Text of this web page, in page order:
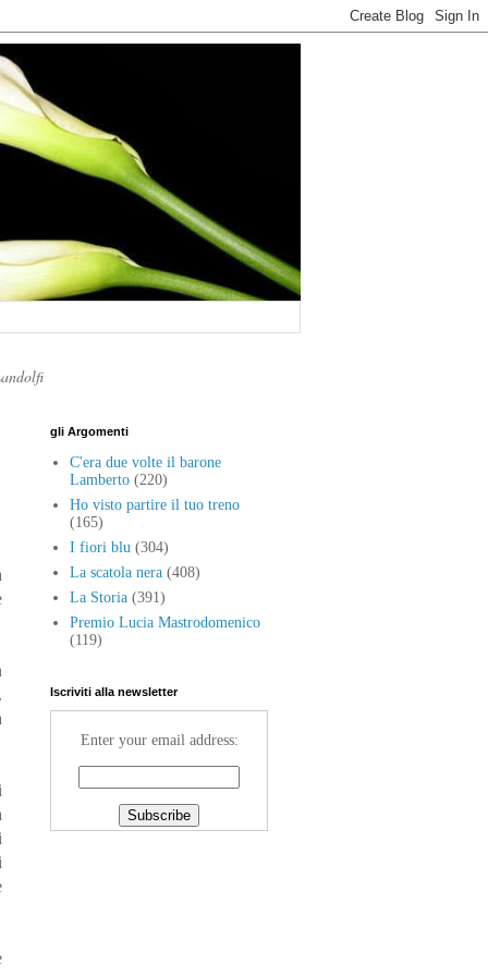
gli Argomenti
C'era due volte il barone
Lamberto (220)
Ho visto partire il tuo treno
(165)
I fiori blu (304)
La scatola nera (408)
La Storia (391)
Premio Lucia Mastrodomenico
(119)
Iscriviti alla newsletter
Enter your email address: